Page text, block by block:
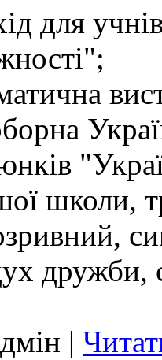
для
школи,
дружби,
|